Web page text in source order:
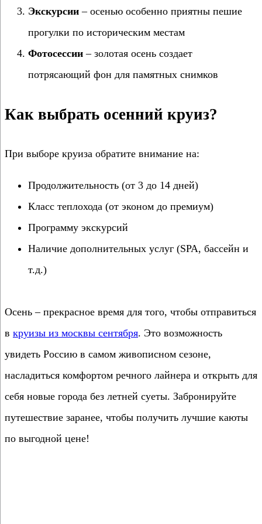
Экскурсии – осенью особенно приятны пешие
прогулки по историческим местам
Фотосессии – золотая осень создает
потрясающий фон для памятных снимков
Как выбрать осенний круиз?
При выборе круиза обратите внимание на:
Продолжительность (от 3 до 14 дней)
Класс теплохода (от эконом до премиум)
Программу экскурсий
Наличие дополнительных услуг (SPA, бассейн и
т.д.)
Осень – прекрасное время для того, чтобы отправиться
в круизы из москвы сентября. Это возможность
увидеть Россию в самом живописном сезоне,
насладиться комфортом речного лайнера и открыть для
себя новые города без летней суеты. Забронируйте
путешествие заранее, чтобы получить лучшие каюты
по выгодной цене!